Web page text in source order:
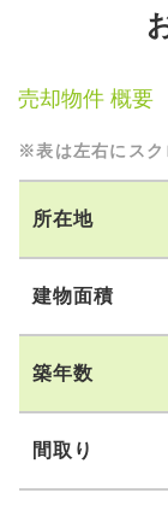
売却物件 概要
※表は左右にスク
所在地
建物面積
築年数
間取り